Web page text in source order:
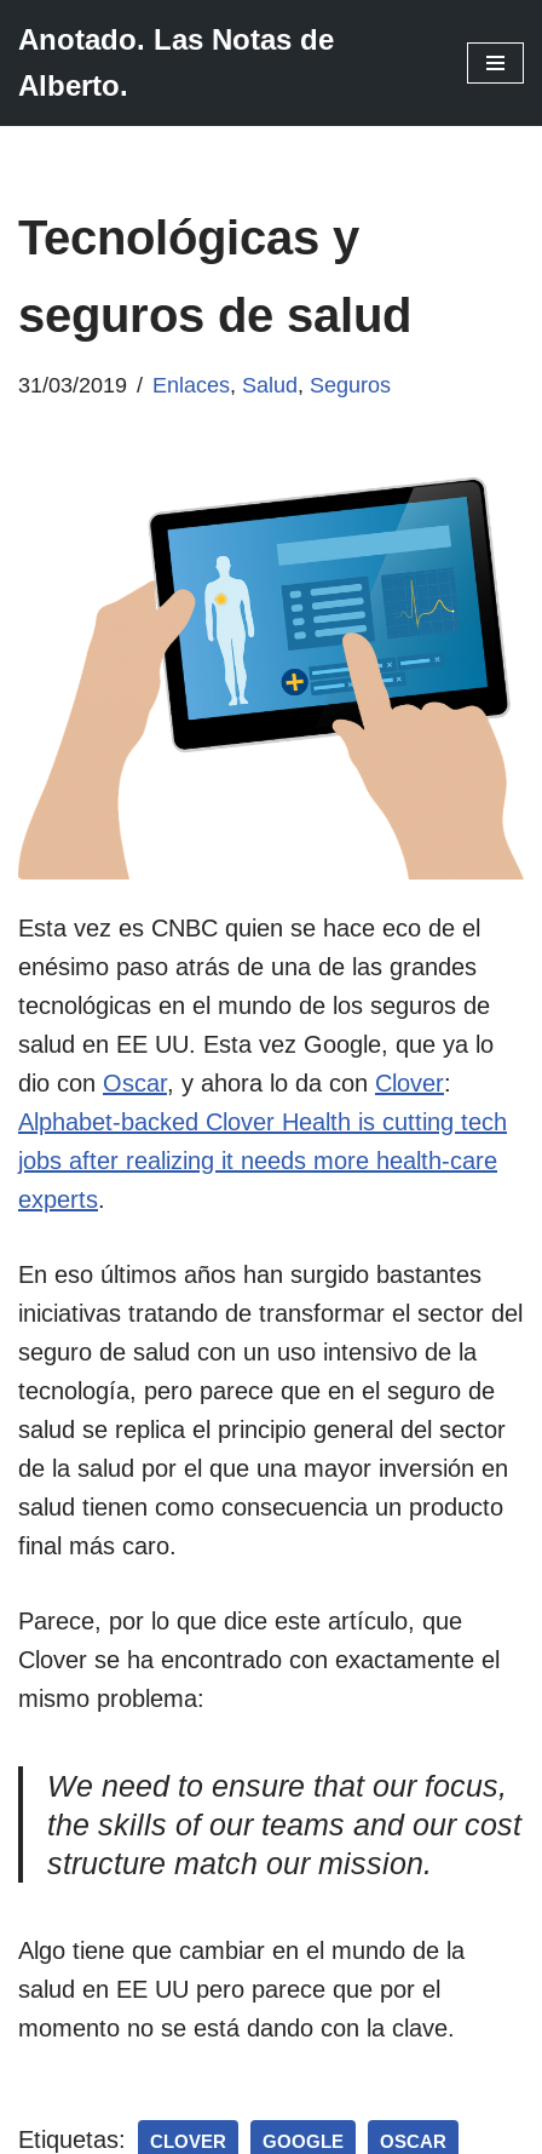
Saltar
Anotado. Las Notas de
Alberto.
Tecnológicas y
seguros de salud
31/03/2019 Enlaces, Salud, Seguros
Esta vez es CNBC quien se hace eco de el
enésimo paso atrás de una de las grandes
tecnológicas en el mundo de los seguros de
salud en EE UU. Esta vez Google, que ya lo
dio con Oscar, y ahora lo da con Clover:
Alphabet-backed Clover Health is cutting tech
jobs after realizing it needs more health-care
experts.
En eso últimos años han surgido bastantes
iniciativas tratando de transformar el sector del
seguro de salud con un uso intensivo de la
tecnología, pero parece que en el seguro de
salud se replica el principio general del sector
de la salud por el que una mayor inversión en
salud tienen como consecuencia un producto
final más caro.
Parece, por lo que dice este artículo, que
Clover se ha encontrado con exactamente el
mismo problema:
We need to ensure that our focus,
the skills of our teams and our cost
structure match our mission.
Algo tiene que cambiar en el mundo de la
salud en EE UU pero parece que por el
momento no se está dando con la clave.
Etiquetas: CLOVER GOOGLE OSCAR